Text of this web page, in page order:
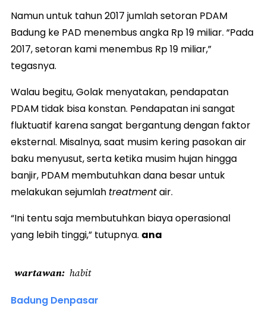
Namun untuk tahun 2017 jumlah setoran PDAM
Badung ke PAD menembus angka Rp 19 miliar. “Pada
2017, setoran kami menembus Rp 19 miliar,”
tegasnya.
Walau begitu, Golak menyatakan, pendapatan
PDAM tidak bisa konstan. Pendapatan ini sangat
fluktuatif karena sangat bergantung dengan faktor
eksternal. Misalnya, saat musim kering pasokan air
baku menyusut, serta ketika musim hujan hingga
banjir, PDAM membutuhkan dana besar untuk
melakukan sejumlah treatmentair.
“Ini tentu saja membutuhkan biaya operasional
yang lebih tinggi,” tutupnya. ana
wartawan habit
Badung Denpasar